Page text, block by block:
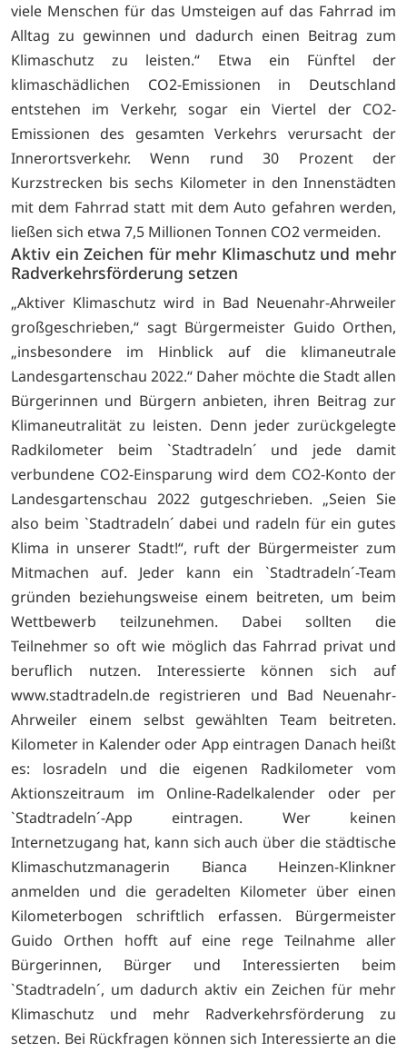
viele Menschen für das Umsteigen auf das Fahrrad im
Alltag zu gewinnen und dadurch einen Beitrag zum
Klimaschutz zu leisten.“ Etwa ein Fünftel der
klimaschädlichen CO2-Emissionen in Deutschland
entstehen im Verkehr, sogar ein Viertel der CO2-
Emissionen des gesamten Verkehrs verursacht der
Innerortsverkehr. Wenn rund 30 Prozent der
Kurzstrecken bis sechs Kilometer in den Innenstädten
mit dem Fahrrad statt mit dem Auto gefahren werden,
ließen sich etwa 7,5 Millionen Tonnen CO2 vermeiden.
Aktiv ein Zeichen für mehr Klimaschutz und mehr
Radverkehrsförderung setzen
„Aktiver Klimaschutz wird in Bad Neuenahr-Ahrweiler
großgeschrieben,“ sagt Bürgermeister Guido Orthen,
„insbesondere im Hinblick auf die klimaneutrale
Landesgartenschau 2022.“ Daher möchte die Stadt allen
Bürgerinnen und Bürgern anbieten, ihren Beitrag zur
Klimaneutralität zu leisten. Denn jeder zurückgelegte
Radkilometer beim `Stadtradeln´ und jede damit
verbundene CO2-Einsparung wird dem CO2-Konto der
Landesgartenschau 2022 gutgeschrieben. „Seien Sie
also beim `Stadtradeln´ dabei und radeln für ein gutes
Klima in unserer Stadt!“, ruft der Bürgermeister zum
Mitmachen auf. Jeder kann ein `Stadtradeln´-Team
gründen beziehungsweise einem beitreten, um beim
Wettbewerb teilzunehmen. Dabei sollten die
Teilnehmer so oft wie möglich das Fahrrad privat und
beruflich nutzen. Interessierte können sich auf
www.stadtradeln.de registrieren und Bad Neuenahr-
Ahrweiler einem selbst gewählten Team beitreten.
Kilometer in Kalender oder App eintragen Danach heißt
es: losradeln und die eigenen Radkilometer vom
Aktionszeitraum im Online-Radelkalender oder per
`Stadtradeln´-App eintragen. Wer keinen
Internetzugang hat, kann sich auch über die städtische
Klimaschutzmanagerin Bianca Heinzen-Klinkner
anmelden und die geradelten Kilometer über einen
Kilometerbogen schriftlich erfassen. Bürgermeister
Guido Orthen hofft auf eine rege Teilnahme aller
Bürgerinnen, Bürger und Interessierten beim
`Stadtradeln´, um dadurch aktiv ein Zeichen für mehr
Klimaschutz und mehr Radverkehrsförderung zu
setzen. Bei Rückfragen können sich Interessierte an die